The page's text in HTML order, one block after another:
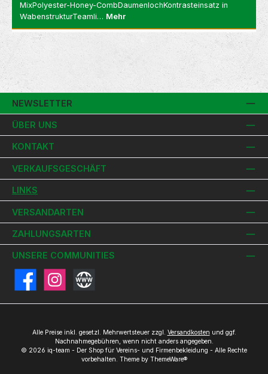
MixPolyester-Honey-CombDaumenlochKontrasteinsatz in
WabenstrukturTeamli… Mehr
NEWSLETTER
ÜBER UNS
KONTAKT
VERKAUFSGESCHÄFT
LINKS
VERSANDARTEN
ZAHLUNGSARTEN
UNSERE COMMUNITIES
FacebookInstagramWebsite
Alle Preise inkl. gesetzl. Mehrwertsteuer zzgl. Versandkosten und ggf.
Nachnahmegebühren, wenn nicht anders angegeben.
© 2026 iq-team - Der Shop für Vereins- und Firmenbekleidung - Alle Rechte
vorbehalten. Theme by ThemeWare®